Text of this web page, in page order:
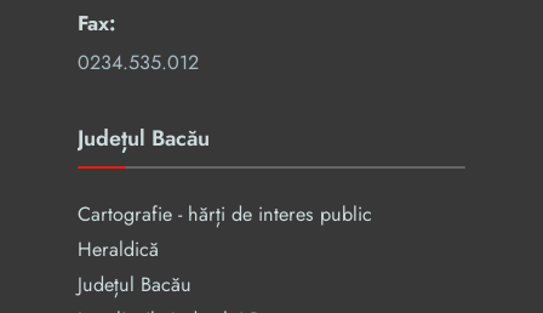
Fax:
0234.535.012
Județul Bacău
Cartografie - hărți de interes public
Heraldică
Județul Bacău